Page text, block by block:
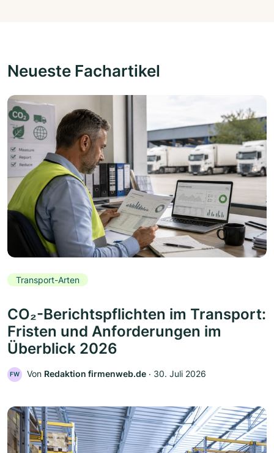
Neueste Fachartikel
Transport-Arten
CO₂-Berichtspflichten im Transport:
Fristen und Anforderungen im
Überblick 2026
FW Von Redaktion firmenweb.de ‧ 30. Juli 2026